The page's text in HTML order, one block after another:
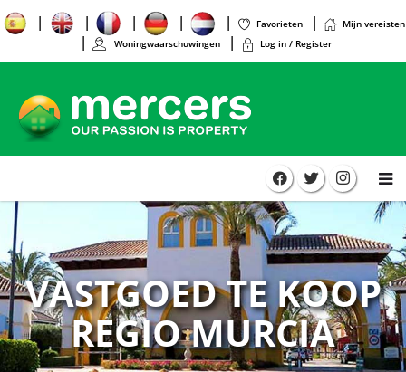
Favorieten
Mijn vereisten
Woningwaarschuwingen
Log in / Register
VASTGOED TE KOOP
REGIO MURCIA